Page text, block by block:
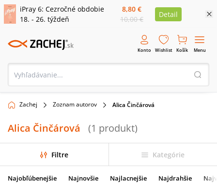
iPray 6: Cezročné obdobie
18. - 26. týždeň
8,80 €
10,00 €
Detail
Konto Wishlist Košík Menu
Zachej Zoznam autorov Alica Činčárová
Alica Činčárová (1 produkt)
Filtre Kategórie
Najobľúbenejšie Najnovšie Najlacnejšie Najdrahšie